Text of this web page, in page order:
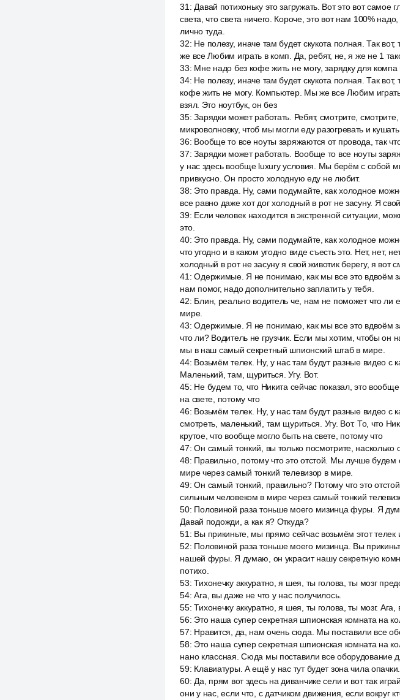
31 : Давай потихоньку это загружать. Вот это вот
света, что света ничего. Короче, это вот нам 100%
лично туда.
32: Не полезу, иначе там будет скукота полная. Так
же все Любим играть в комп. Да, ребят, не, я же не 1
33: Мне надо без кофе жить не могу, зарядку для компа
34: Не полезу, иначе там будет скукота полная. Так
кофе жить не могу. Компьютер. Мы же все Любим
взял. Это ноутбук, он без
35:Зарядки может работать. Ребят, смотрите,
микроволновку, чтоб мы могли еду разогревать и
36: Вообще то все ноуты заряжаются от провода, так
37:Зарядки может работать. Вообще то все ноуты
у нас здесь вообще luxury условия. Мы берём с собой
привкусно. Он просто холодную еду не любит.
38: Это правда. Ну, сами подумайте, как холодное
все равно даже хот дог холодный в рот не засуну. Я
39: Если человек находится в экстренной ситуации,
это.
40: Это правда. Ну, сами подумайте, как холодное
что угодно и в каком угодно виде съесть это. Нет, нет,
холодный в рот не засуну я свой животик берегу, я вот
41 :Одержимые. Я не понимаю, как мы все это вдвоём
нам помог, надо дополнительно заплатить у тебя.
42: Блин, реально водитель че, нам не поможет что
мире.
43:Одержимые. Я не понимаю, как мы все это вдвоём
что ли? Водитель не грузчик. Если мы хотим, чтобы он
мы в наш самый секретный шпионский штаб в мире.
44: Возьмём телек. Ну, у нас там будут разные видео с
Маленький, там, щуриться. Угу. Вот.
45: Не будем то, что Никита сейчас показал, это
на свете, потому что
46: Возьмём телек. Ну, у нас там будут разные видео
смотреть, маленький, там щуриться. Угу. Вот. То, что
крутое, что вообще могло быть на свете, потому что
47:Он самый тонкий, вы только посмотрите, насколько
48: Правильно, потому что это отстой. Мы лучше
мире через самый тонкий телевизор в мире.
49:Он самый тонкий, правильно? Потому что это
сильным человеком в мире через самый тонкий
50: Половиной раза тоньше моего мизинца фуры. Я
Давай подожди, а как я? Откуда?
51 : Вы прикиньте, мы прямо сейчас возьмём этот
52: Половиной раза тоньше моего мизинца. Вы
нашей фуры. Я думаю, он украсит нашу секретную
потихо.
53:Тихонечку аккуратно, я шея, ты голова, ты мозг
54:Ага, вы даже не что у нас получилось.
55:Тихонечку аккуратно, я шея, ты голова, ты мозг.
56: Это наша супер секретная шпионская комната на
57: Нравится, да, нам очень сюда. Мы поставили все
58: Это наша супер секретная шпионская комната на
нано классная. Сюда мы поставили все оборудование
59: Клавиатуры. А ещё у нас тут будет зона чила опачки.
60: Да, прям вот здесь на диванчике сели и вот так
они у нас, если что, с датчиком движения, если вокруг